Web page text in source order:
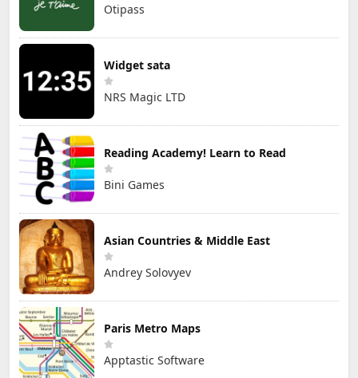
Otipass
Widget sata
NRS Magic LTD
Reading Academy! Learn to Read
Bini Games
Asian Countries & Middle East
Andrey Solovyev
Paris Metro Maps
Apptastic Software